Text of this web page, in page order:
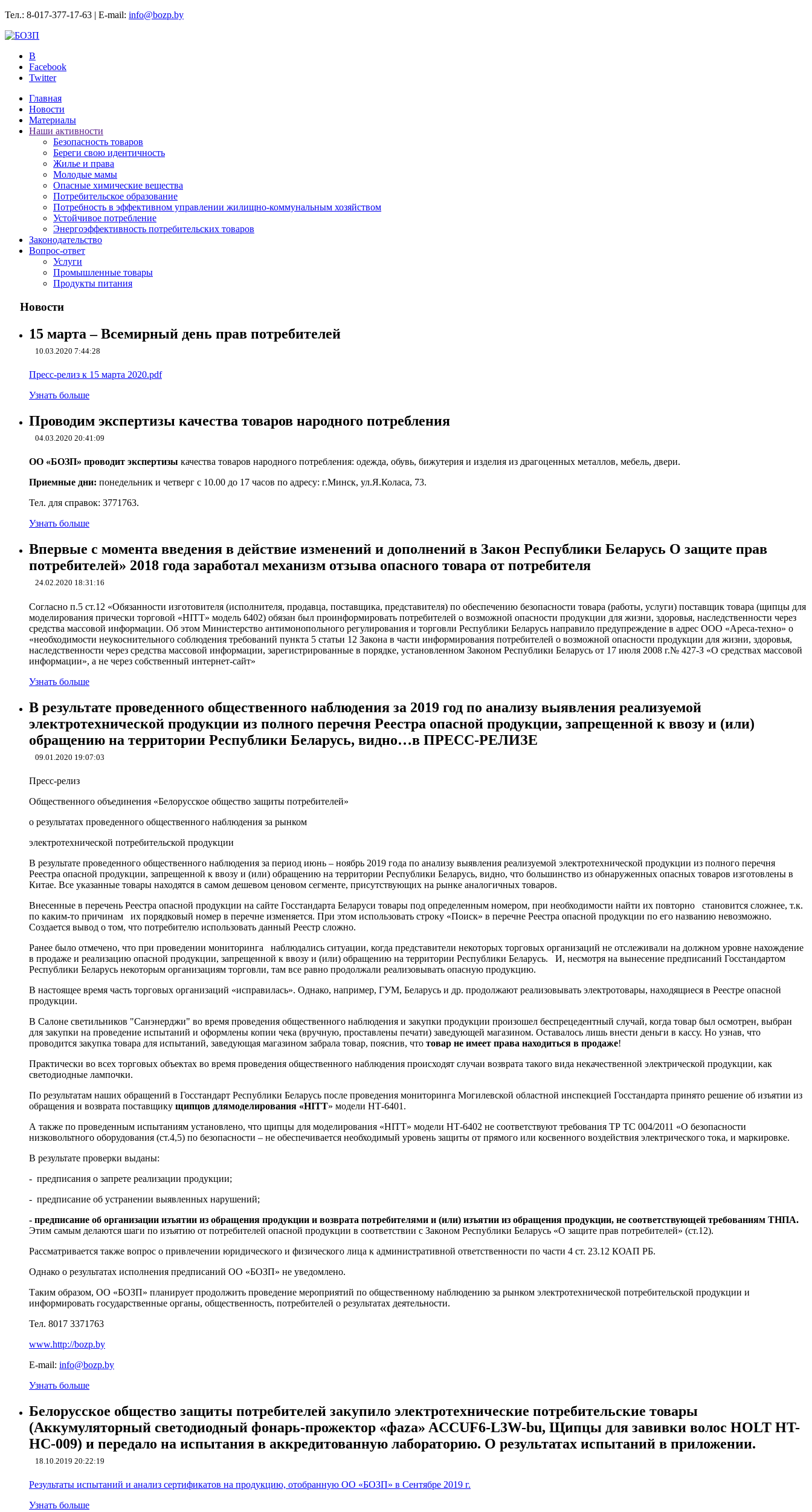
Тел.: 8-017-377-17-63 | E-mail: info@bozp.by
B
Facebook
Twitter
Главная
Новости
Материалы
Наши активности
Безопасность товаров
Береги свою идентичность
Жилье и права
Молодые мамы
Опасные химические вещества
Потребительское образование
Потребность в эффективном управлении жилищно-коммунальным хозяйством
Устойчивое потребление
Энергоэффективность потребительских товаров
Законодательство
Вопрос-ответ
Услуги
Промышленные товары
Продукты питания
Новости
15 марта – Всемирный день прав потребителей
10.03.2020 7:44:28
Пресс-релиз к 15 марта 2020.pdf
Узнать больше
Проводим экспертизы качества товаров народного потребления
04.03.2020 20:41:09
ОО «БОЗП» проводит экспертизы качества товаров народного потребления: одежда, обувь, бижутерия и изделия из драгоценных металлов, мебель, двери.
Приемные дни: понедельник и четверг с 10.00 до 17 часов по адресу: г.Минск, ул.Я.Коласа, 73.
Тел. для справок: 3771763.
Узнать больше
Впервые с момента введения в действие изменений и дополнений в Закон Республики Беларусь О защите прав
потребителей» 2018 года заработал механизм отзыва опасного товара от потребителя
24.02.2020 18:31:16
Согласно п.5 ст.12 «Обязанности изготовителя (исполнителя, продавца, поставщика, представителя) по обеспечению безопасности товара (работы, услуги) поставщик товара (щипцы для
моделирования прически торговой «HITT» модель 6402) обязан был проинформировать потребителей о возможной опасности продукции для жизни, здоровья, наследственности через
средства массовой информации. Об этом Министерство антимонопольного регулирования и торговли Республики Беларусь направило предупреждение в адрес ООО «Ареса-техно» о
«необходимости неукоснительного соблюдения требований пункта 5 статьи 12 Закона в части информирования потребителей о возможной опасности продукции для жизни, здоровья,
наследственности через средства массовой информации, зарегистрированные в порядке, установленном Законом Республики Беларусь от 17 июля 2008 г.№ 427-З «О средствах массовой
информации», а не через собственный интернет-сайт»
Узнать больше
В результате проведенного общественного наблюдения за 2019 год по анализу выявления реализуемой
электротехнической продукции из полного перечня Реестра опасной продукции, запрещенной к ввозу и (или)
обращению на территории Республики Беларусь, видно…в ПРЕСС-РЕЛИЗЕ
09.01.2020 19:07:03
Пресс-релиз
Общественного объединения «Белорусское общество защиты потребителей»
о результатах проведенного общественного наблюдения за рынком
электротехнической потребительской продукции
В результате проведенного общественного наблюдения за период июнь – ноябрь 2019 года по анализу выявления реализуемой электротехнической продукции из полного перечня
Реестра опасной продукции, запрещенной к ввозу и (или) обращению на территории Республики Беларусь, видно, что большинство из обнаруженных опасных товаров изготовлены в
Китае. Все указанные товары находятся в самом дешевом ценовом сегменте, присутствующих на рынке аналогичных товаров.
Внесенные в перечень Реестра опасной продукции на сайте Госстандарта Беларуси товары под определенным номером, при необходимости найти их повторно становится сложнее, т.к.
по каким-то причинам их порядковый номер в перечне изменяется. При этом использовать строку «Поиск» в перечне Реестра опасной продукции по его названию невозможно.
Создается вывод о том, что потребителю использовать данный Реестр сложно.
Ранее было отмечено, что при проведении мониторинга наблюдались ситуации, когда представители некоторых торговых организаций не отслеживали на должном уровне нахождение
в продаже и реализацию опасной продукции, запрещенной к ввозу и (или) обращению на территории Республики Беларусь. И, несмотря на вынесение предписаний Госстандартом
Республики Беларусь некоторым организациям торговли, там все равно продолжали реализовывать опасную продукцию.
В настоящее время часть торговых организаций «исправилась». Однако, например, ГУМ, Беларусь и др. продолжают реализовывать электротовары, находящиеся в Реестре опасной
продукции.
В Салоне светильников "Санэнерджи" во время проведения общественного наблюдения и закупки продукции произошел беспрецедентный случай, когда товар был осмотрен, выбран
для закупки на проведение испытаний и оформлены копии чека (вручную, проставлены печати) заведующей магазином. Оставалось лишь внести деньги в кассу. Но узнав, что
проводится закупка товара для испытаний, заведующая магазином забрала товар, пояснив, что товар не имеет права находиться в продаже!
Практически во всех торговых объектах во время проведения общественного наблюдения происходят случаи возврата такого вида некачественной электрической продукции, как
светодиодные лампочки.
По результатам наших обращений в Госстандарт Республики Беларусь после проведения мониторинга Могилевской областной инспекцией Госстандарта принято решение об изъятии из
обращения и возврата поставщику щипцов длямоделирования «HITT» модели НТ-6401.
А также по проведенным испытаниям установлено, что щипцы для моделирования «HITT» модели НТ-6402 не соответствуют требования ТР ТС 004/2011 «О безопасности
низковольтного оборудования (ст.4,5) по безопасности – не обеспечивается необходимый уровень защиты от прямого или косвенного воздействия электрического тока, и маркировке.
В результате проверки выданы:
- предписания о запрете реализации продукции;
- предписание об устранении выявленных нарушений;
- предписание об организации изъятии из обращения продукции и возврата потребителями и (или) изъятии из обращения продукции, не соответствующей требованиям ТНПА.
Этим самым делаются шаги по изъятию от потребителей опасной продукции в соответствии с Законом Республики Беларусь «О защите прав потребителей» (ст.12).
Рассматривается также вопрос о привлечении юридического и физического лица к административной ответственности по части 4 ст. 23.12 КОАП РБ.
Однако о результатах исполнения предписаний ОО «БОЗП» не уведомлено.
Таким образом, ОО «БОЗП» планирует продолжить проведение мероприятий по общественному наблюдению за рынком электротехнической потребительской продукции и
информировать государственные органы, общественность, потребителей о результатах деятельности.
Тел. 8017 3371763
www.http://bozp.by
E-mail: info@bozp.by
Узнать больше
Белорусское общество защиты потребителей закупило электротехнические потребительские товары
(Аккумуляторный светодиодный фонарь-прожектор «фаza» ACCUF6-L3W-bu, Щипцы для завивки волос HOLT HT-
HC-009) и передало на испытания в аккредитованную лабораторию. О результатах испытаний в приложении.
18.10.2019 20:22:19
Результаты испытаний и анализ сертификатов на продукцию, отобранную ОО «БОЗП» в Сентябре 2019 г.
Узнать больше